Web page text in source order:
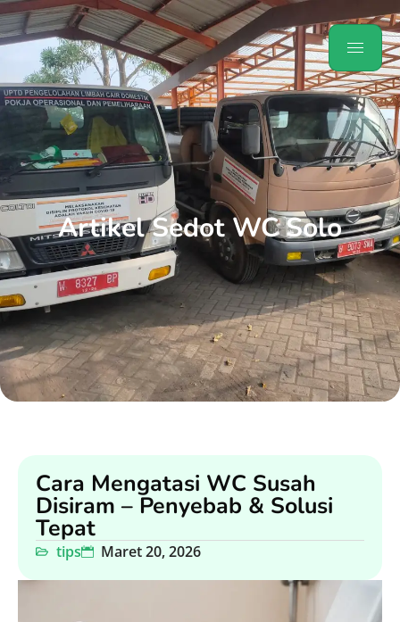
Artikel Sedot WC Solo
Cara Mengatasi WC Susah
Disiram – Penyebab & Solusi
Tepat
tips Maret 20, 2026